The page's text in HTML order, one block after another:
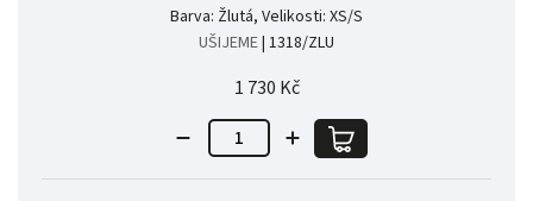
Barva: Žlutá, Velikosti: XS/S
UŠIJEME| 1318/ZLU
1 730 Kč